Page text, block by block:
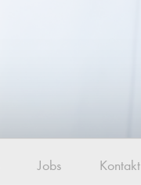
Jobs Kontakt